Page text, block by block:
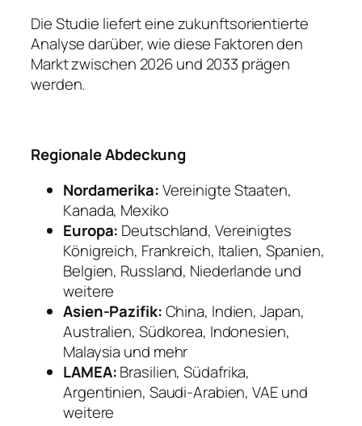
Die Studie liefert eine zukunftsorientierte
Analyse darüber, wie diese Faktoren den
Markt zwischen 2026 und 2033 prägen
werden.
Regionale Abdeckung
Nordamerika:Vereinigte Staaten,
Kanada, Mexiko
Europa: Deutschland, Vereinigtes
Königreich, Frankreich, Italien, Spanien,
Belgien, Russland, Niederlande und
weitere
Asien-Pazifik:China, Indien, Japan,
Australien, Südkorea, Indonesien,
Malaysia und mehr
LAMEA:Brasilien, Südafrika,
Argentinien, Saudi-Arabien, VAE und
weitere